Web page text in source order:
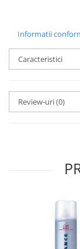
Informatii
Caracteristici
Review-uri(0)